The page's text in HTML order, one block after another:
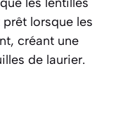
prêt lorsque les
créant une
de laurier.